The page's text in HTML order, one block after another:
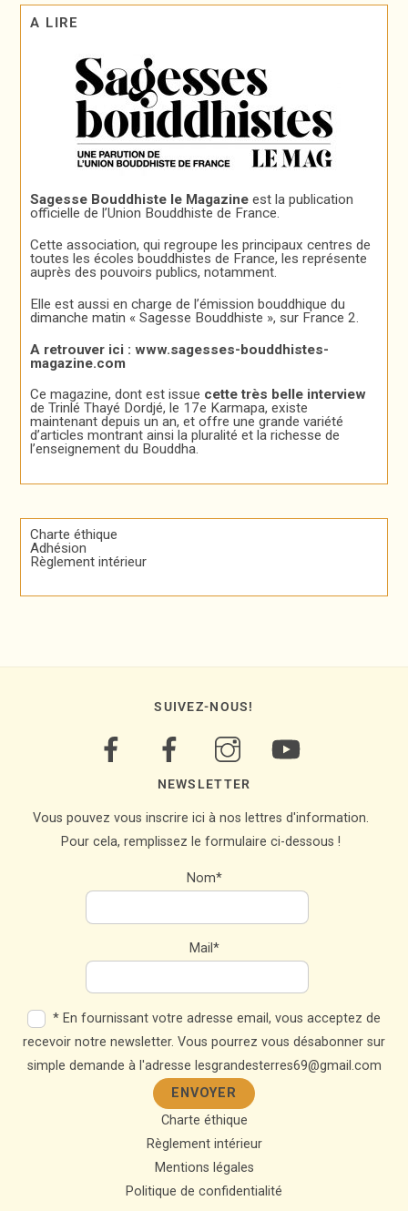
A LIRE
Sagesse Bouddhiste le Magazine est la publication
officielle de l’Union Bouddhiste de France.
Cette association, qui regroupe les principaux centres de
toutes les écoles bouddhistes de France, les représente
auprès des pouvoirs publics, notamment.
Elle est aussi en charge de l’émission bouddhique du
dimanche matin « Sagesse Bouddhiste », sur France 2.
A retrouver ici :www.sagesses-bouddhistes-
magazine.com
Ce magazine, dont est issue cette très belle interview
de Trinlé Thayé Dordjé, le 17e Karmapa, existe
maintenant depuis un an, et offre une grande variété
d’articles montrant ainsi la pluralité et la richesse de
l’enseignement du Bouddha.
Charte éthique
Adhésion
Règlement intérieur
SUIVEZ-NOUS!
NEWSLETTER
Vous pouvez vous inscrire ici à nos lettres d'information.
Pour cela, remplissez le formulaire ci-dessous !
Nom*
Mail*
* En fournissant votre adresse email, vous acceptez de
recevoir notre newsletter. Vous pourrez vous désabonner sur
simple demande à l'adresse lesgrandesterres69@gmail.com
Charte éthique
Règlement intérieur
Mentions légales
Politique de confidentialité